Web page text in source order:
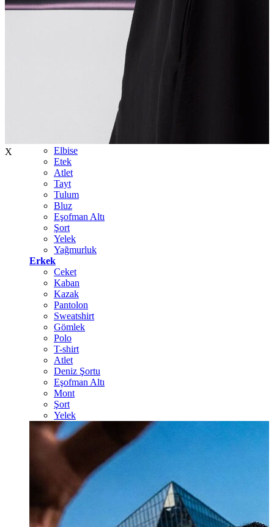
Elbise
Etek
Atlet
Tayt
Tulum
Bluz
Eşofman Altı
Şort
Yelek
Yağmurluk
Erkek
Ceket
Kaban
Kazak
Pantolon
Sweatshirt
Gömlek
Polo
T-shirt
Atlet
Deniz Şortu
Eşofman Altı
Mont
Şort
Yelek
X